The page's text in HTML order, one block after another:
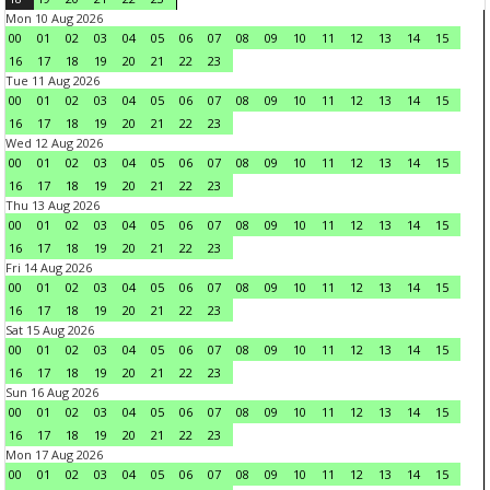
Mon 10 Aug 2026
00
01 02 03 04 05 06 07 08 09 10 11 12 13 14
15
16
17 18 19 20 21 22
23
Tue 11 Aug 2026
00
01 02 03 04 05 06 07 08 09 10 11 12 13 14
15
16
17 18 19 20 21 22
23
Wed 12 Aug 2026
00
01 02 03 04 05 06 07 08 09 10 11 12 13 14
15
16
17 18 19 20 21 22
23
Thu 13 Aug 2026
00
01 02 03 04 05 06 07 08 09 10 11 12 13 14
15
16
17 18 19 20 21 22
23
Fri 14 Aug 2026
00
01 02 03 04 05 06 07 08 09 10 11 12 13 14
15
16
17 18 19 20 21 22
23
Sat 15 Aug 2026
00
01 02 03 04 05 06 07 08 09 10 11 12 13 14
15
16
17 18 19 20 21 22
23
Sun 16 Aug 2026
00
01 02 03 04 05 06 07 08 09 10 11 12 13 14
15
16
17 18 19 20 21 22
23
Mon 17 Aug 2026
00
01 02 03 04 05 06 07 08 09 10 11 12 13 14
15